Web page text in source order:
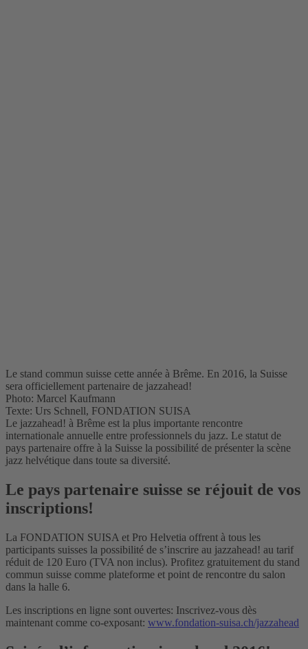
Le stand commun suisse cette année à Brême. En 2016, la Suisse
sera officiellement partenaire de jazzahead!
Photo: Marcel Kaufmann
Texte: Urs Schnell, FONDATION SUISA
Le jazzahead! à Brême est la plus importante rencontre
internationale annuelle entre professionnels du jazz. Le statut de
pays partenaire offre à la Suisse la possibilité de présenter la scène
jazz helvétique dans toute sa diversité.
Le pays partenaire suisse se réjouit de vos
inscriptions!
La FONDATION SUISA et Pro Helvetia offrent à tous les
participants suisses la possibilité de s’inscrire au jazzahead! au tarif
réduit de 120 Euro (TVA non inclus). Profitez gratuitement du stand
commun suisse comme plateforme et point de rencontre du salon
dans la halle 6.
Les inscriptions en ligne sont ouvertes: Inscrivez-vous dès
maintenant comme co-exposant: www.fondation-suisa.ch/jazzahead